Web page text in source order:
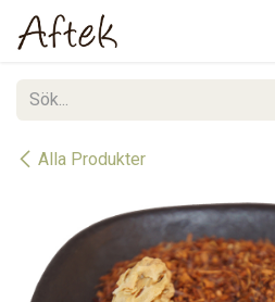
Hoppa till innehåll
Alla Produkter